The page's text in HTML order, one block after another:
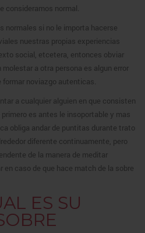
consideramos normal.
normales si no le importa hacerse
nuestras propias experiencias
social, etcetera, entonces obviar
a otra persona es algun error
noviazgo autenticas.
a cualquier alguien en que consisten
es antes le insoportable y mas
obliga andar de puntitas durante trato
diferente continuamente, pero
de la manera de meditar
en caso de que hace match de la sobre
ES SU